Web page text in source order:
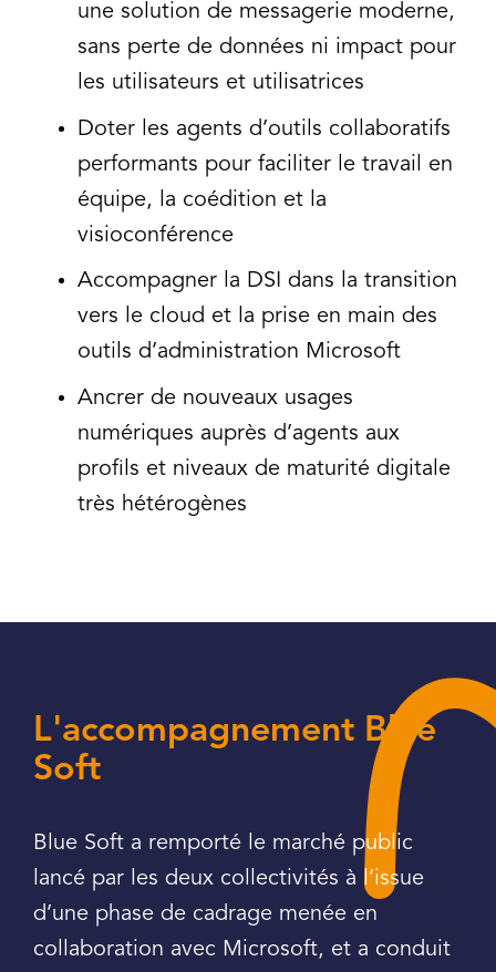
une solution de messagerie moderne,
sans perte de données ni impact pour
les utilisateurs et utilisatrices
Doter les agents d’outils collaboratifs
performants pour faciliter le travail en
équipe, la coédition et la
visioconférence
Accompagner la DSI dans la transition
vers le cloud et la prise en main des
outils d’administration Microsoft
Ancrer de nouveaux usages
numériques auprès d’agents aux
profils et niveaux de maturité digitale
très hétérogènes
L'accompagnement Blue
Soft
Blue Soft a remporté le marché public
lancé par les deux collectivités à l’issue
d’une phase de cadrage menée en
collaboration avec Microsoft, et a conduit